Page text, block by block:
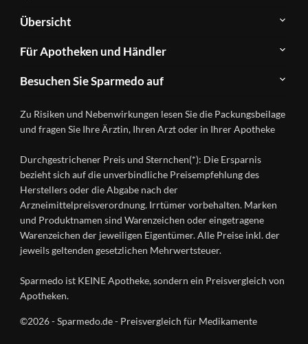
Über
Sparmedo
FAQ
Kontakt
Datenschutz
Nutzungsbedingungen
Übersicht
Herstellerverzeichnis
Produkte
A-
Ratgeber
Wirkstoffe
Gesundheitsmagazin
Für Apotheken und Händler
&
Händlerlogin
Besuchen Sie Sparmedo auf
Instagram
Zu Risiken und Nebenwirkungen lesen Sie die Packungsbeilage
und fragen Sie Ihre Ärztin, Ihren Arzt oder in Ihrer Apotheke
Durchgestrichener Preis und Sternchen(*): Die Ersparnis
bezieht sich auf die unverbindliche Preisempfehlung des
Herstellers oder die Abgabe nach der
Arzneimittelpreisverordnung. Irrtümer vorbehalten. Marken
und Produktnamen sind Warenzeichen oder eingetragene
Warenzeichen der jeweiligen Eigentümer. Alle Preise inkl. der
jeweils geltenden gesetzlichen Mehrwertsteuer.
Sparmedo ist KEINE Apotheke, sondern ein Preisvergleich von
Apotheken.
©2026 - Sparmedo.de - Preisvergleich für Medikamente